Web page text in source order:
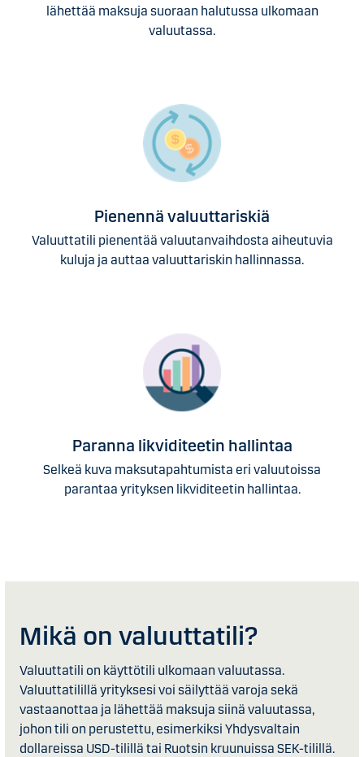
lähettää maksuja suoraan halutussa ulkomaan
valuutassa.
Pienennä valuuttariskiä
Valuuttatili pienentää valuutanvaihdosta aiheutuvia
kuluja ja auttaa valuuttariskin hallinnassa.
Paranna likviditeetin hallintaa
Selkeä kuva maksutapahtumista eri valuutoissa
parantaa yrityksen likviditeetin hallintaa.
Mikä on valuuttatili?
Valuuttatili on käyttötili ulkomaan valuutassa.
Valuuttatilillä yrityksesi voi säilyttää varoja sekä
vastaanottaa ja lähettää maksuja siinä valuutassa,
johon tili on perustettu, esimerkiksi Yhdysvaltain
dollareissa USD-tilillä tai Ruotsin kruunuissa SEK-tilillä.